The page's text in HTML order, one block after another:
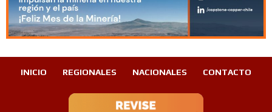
INICIO REGIONALES NACIONALES CONTACTO